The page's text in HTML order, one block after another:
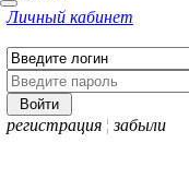
Личный кабинет
регистрация ¦ забыли